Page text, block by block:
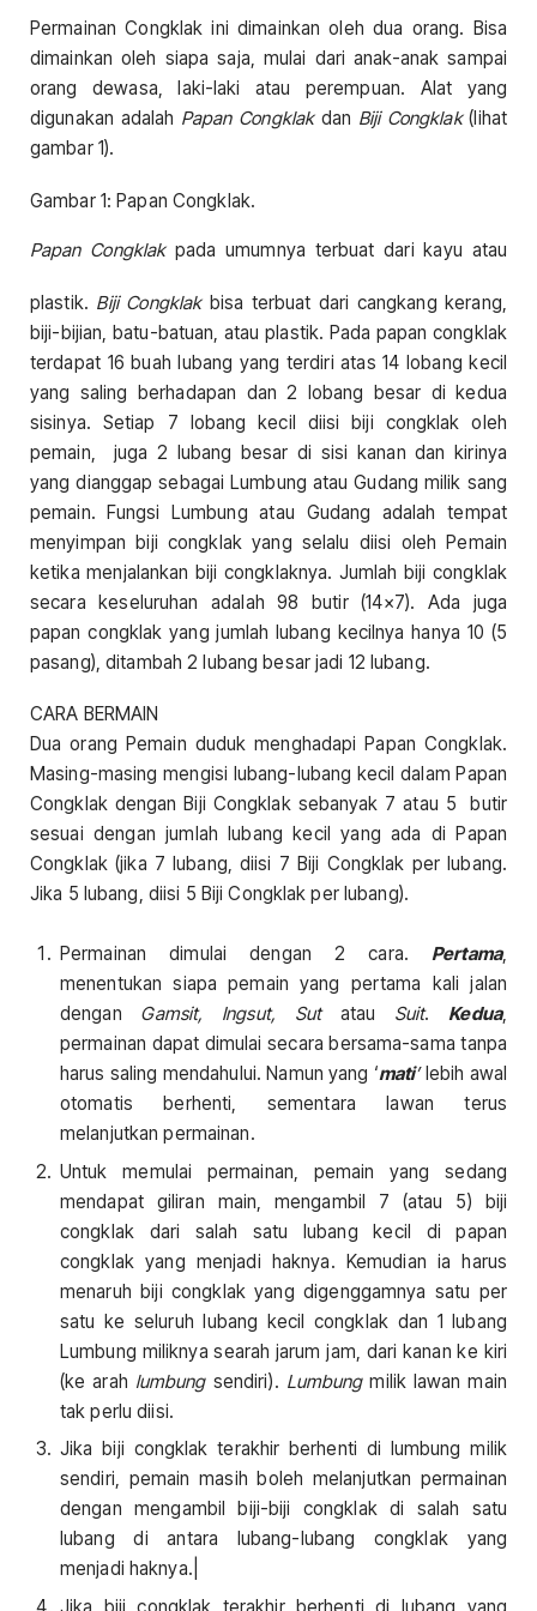
Permainan Congklak ini dimainkan oleh dua orang. Bisa
dimainkan oleh siapa saja, mulai dari anak-anak sampai
orang dewasa, laki-laki atau perempuan. Alat yang
digunakan adalah Papan Congklakdan Biji Congklak(lihat
gambar 1).
Gambar 1: Papan Congklak.
Papan Congklakpada umumnya terbuat dari kayu atau
plastik. Biji Congklakbisa terbuat dari cangkang kerang,
biji-bijian, batu-batuan, atau plastik. Pada papan congklak
terdapat 16 buah lubang yang terdiri atas 14 lobang kecil
yang saling berhadapan dan 2 lobang besar di kedua
sisinya. Setiap 7 lobang kecil diisi biji congklak oleh
pemain, juga 2 lubang besar di sisi kanan dan kirinya
yang dianggap sebagai Lumbung atau Gudang milik sang
pemain. Fungsi Lumbung atau Gudang adalah tempat
menyimpan biji congklak yang selalu diisi oleh Pemain
ketika menjalankan biji congklaknya. Jumlah biji congklak
secara keseluruhan adalah 98 butir (14×7). Ada juga
papan congklak yang jumlah lubang kecilnya hanya 10 (5
pasang), ditambah 2 lubang besar jadi 12 lubang.
CARA BERMAIN
Dua orang Pemain duduk menghadapi Papan Congklak.
Masing-masing mengisi lubang-lubang kecil dalam Papan
Congklak dengan Biji Congklak sebanyak 7 atau 5 butir
sesuai dengan jumlah lubang kecil yang ada di Papan
Congklak (jika 7 lubang, diisi 7 Biji Congklak per lubang.
Jika 5 lubang, diisi 5 Biji Congklak per lubang).
Permainan dimulai dengan 2 cara.Pertama,
menentukan siapa pemain yang pertama kali jalan
dengan Gamsit, Ingsut, Sutatau Suit.Kedua,
permainan dapat dimulai secara bersama-sama tanpa
harus saling mendahului. Namun yang ‘mati’lebih awal
otomatis berhenti, sementara lawan terus
melanjutkan permainan.
Untuk memulai permainan, pemain yang sedang
mendapat giliran main, mengambil 7 (atau 5) biji
congklak dari salah satu lubang kecil di papan
congklak yang menjadi haknya. Kemudian ia harus
menaruh biji congklak yang digenggamnya satu per
satu ke seluruh lubang kecil congklak dan 1 lubang
Lumbung miliknya searah jarum jam, dari kanan ke kiri
(ke arah lumbungsendiri). Lumbungmilik lawan main
tak perlu diisi.
Jika biji congklak terakhir berhenti di lumbung milik
sendiri, pemain masih boleh melanjutkan permainan
dengan mengambil biji-biji congklak di salah satu
lubang di antara lubang-lubang congklak yang
menjadi haknya.|